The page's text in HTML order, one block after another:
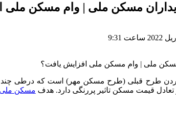
مسکن ملی | وام مسکن ملی
طرح قبلی (طرح مسکن مهر) است که درطی
تعادل قیمت مسکن تاثیر پررنگی دارد. هدف مسکن ملی